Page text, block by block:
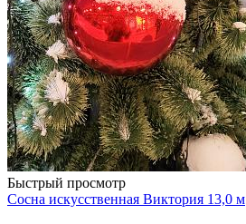
Быстрый просмотр
Сосна искусственная Виктория 13,0 м